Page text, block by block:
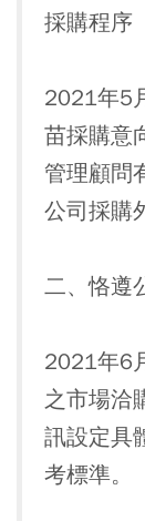
採購程序
2021年5
苗採購意
管理顧問
公司採購
二、恪遵
2021年6
之市場洽
訊設定具
考標準。